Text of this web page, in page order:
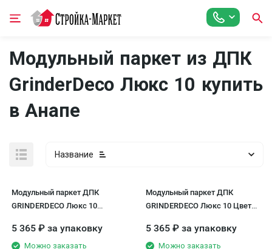
Модульный паркет из ДПК
GrinderDeco Люкс 10 купить
в Анапе
Название
Модульный паркет ДПК
GRINDERDECO Люкс 10
5 365 ₽ за упаковку
Можно заказать
Модульный паркет ДПК
GRINDERDECO Люкс 10 Цвет
5 365 ₽ за упаковку
Можно заказать